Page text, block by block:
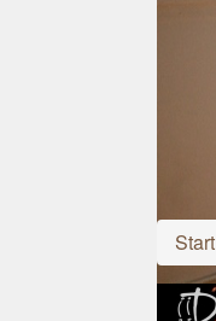
Start